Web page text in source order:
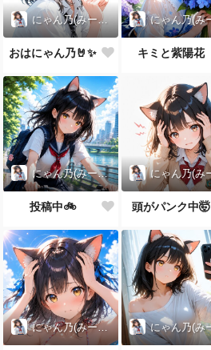
にゃん乃(みー娘)
おはにゃん乃🤘✨ キミと紫陽花
にゃん乃(みー娘)
投稿中🚲️ 頭がパンク中🤯
にゃん乃(みー娘)